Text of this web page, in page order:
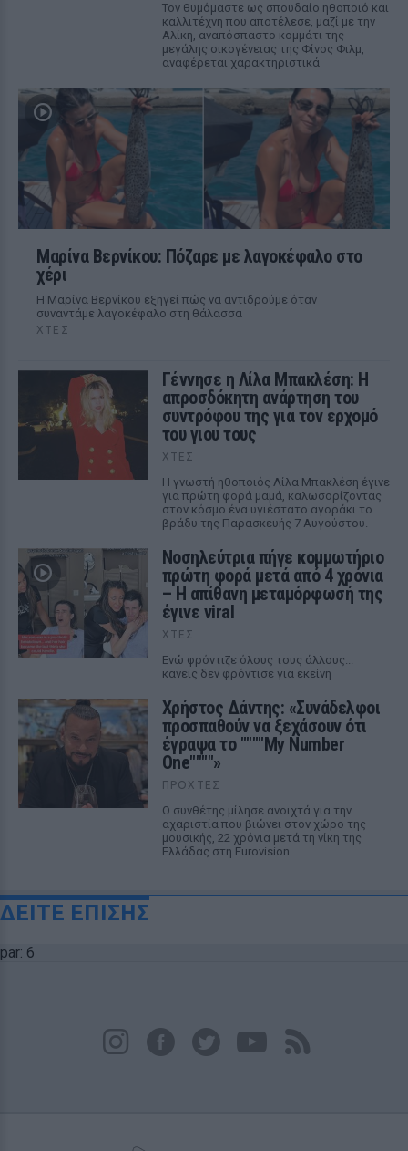
Τον θυμόμαστε ως σπουδαίο ηθοποιό και
καλλιτέχνη που αποτέλεσε, μαζί με την
Αλίκη, αναπόσπαστο κομμάτι της
μεγάλης οικογένειας της Φίνος Φιλμ,
αναφέρεται χαρακτηριστικά
Μαρίνα Βερνίκου: Πόζαρε με λαγοκέφαλο στο
χέρι
Η Μαρίνα Βερνίκου εξηγεί πώς να αντιδρούμε όταν
συναντάμε λαγοκέφαλο στη θάλασσα
ΧΤΕΣ
Γέννησε η Λίλα Μπακλέση: Η
απροσδόκητη ανάρτηση του
συντρόφου της για τον ερχομό
του γιου τους
ΧΤΕΣ
Η γνωστή ηθοποιός Λίλα Μπακλέση έγινε
για πρώτη φορά μαμά, καλωσορίζοντας
στον κόσμο ένα υγιέστατο αγοράκι το
βράδυ της Παρασκευής 7 Αυγούστου.
Νοσηλεύτρια πήγε κομμωτήριο
πρώτη φορά μετά από 4 χρόνια
– Η απίθανη μεταμόρφωσή της
έγινε viral
ΧΤΕΣ
Ενώ φρόντιζε όλους τους άλλους...
κανείς δεν φρόντισε για εκείνη
Χρήστος Δάντης: «Συνάδελφοι
προσπαθούν να ξεχάσουν ότι
έγραψα το """"My Number
One""""»
ΠΡΟΧΤΈΣ
Ο συνθέτης μίλησε ανοιχτά για την
αχαριστία που βιώνει στον χώρο της
μουσικής, 22 χρόνια μετά τη νίκη της
Ελλάδας στη Eurovision.
ΔΕΙΤΕ ΕΠΙΣΗΣ
par: 6